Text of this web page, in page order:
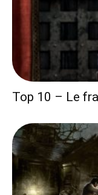
Top 10 – Le